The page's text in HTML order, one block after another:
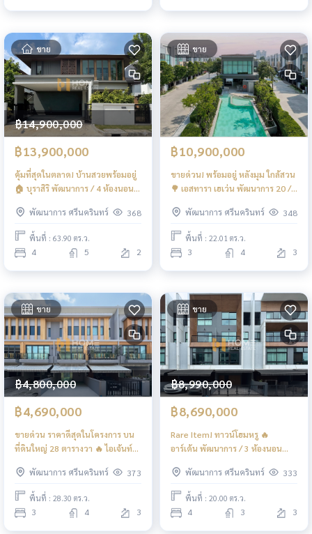
ขาย
฿14,900,000
฿13,900,000
คุ้มที่สุดในตลาด! บ้านสวยพร้อมอยู่
🏠 บุราสิริ พัฒนาการ / 4 ห้องนอน
Bedrooms (FOR SALE) FON311
พัฒนาการ ศรีนครินทร์ 368
พื้นที่ : 63.90 ตร.ว.
4 5 2
ขาย
฿10,900,000
ขายด่วน! พร้อมอยู่ หลังมุม ใกล้สวน
🌳 เอสทารา เฮเว่น พัฒนาการ 20 /
Phatthanakan 20 / 3 Bedrooms
(FOR SALE) FAS026
พัฒนาการ ศรีนครินทร์ 348
พื้นที่ : 22.01 ตร.ว.
3 4 3
ขาย
฿4,800,000
฿4,690,000
ขายด่วน ราคาดีสุดในโครงการ บน
ที่ดินใหญ่ 28 ตารางวา 🔥 ไอเจ้นท์
ห้องนอน (ขาย), Eigen Premium
Townhome Pattanakarn / 3
Bedrooms (FOR SALE) FON263
พัฒนาการ ศรีนครินทร์ 373
พื้นที่ : 28.30 ตร.ว.
3 4 3
ขาย
฿8,990,000
฿8,690,000
Rare Item! ทาวน์โฮมหรู 🔥
อาร์เด้น พัฒนาการ / 3 ห้องนอน
Bedrooms (FOR SALE) FON260
พัฒนาการ ศรีนครินทร์ 333
พื้นที่ : 20.00 ตร.ว.
4 3 3